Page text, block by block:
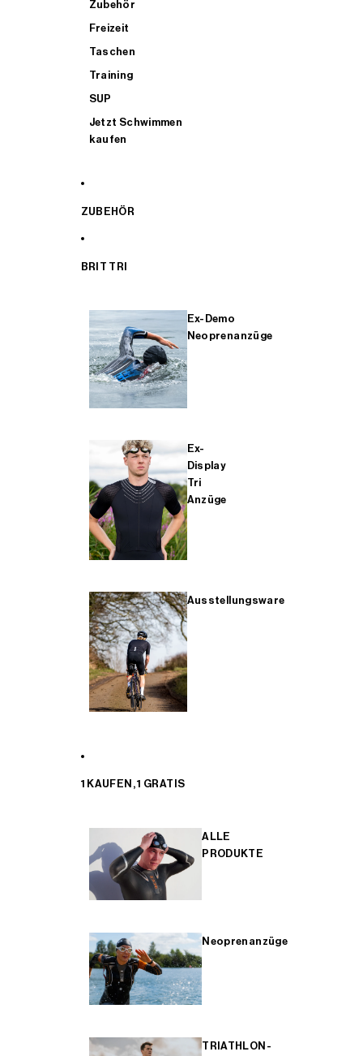
Zubehör
Freizeit
Taschen
Training
SUP
Jetzt Schwimmen
kaufen
ZUBEHÖR
BRIT TRI
Ex-Demo
Neoprenanzüge
Ex-
Display
Tri
Anzüge
Ausstellungsware
1 KAUFEN, 1 GRATIS
ALLE
PRODUKTE
Neoprenanzüge
TRIATHLON-